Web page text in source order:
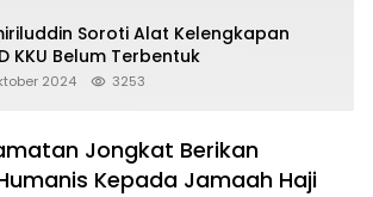
Soroti Alat Kelengkapan
KKU Belum Terbentuk
2024 3253
Jongkat Berikan
Kepada Jamaah Haji